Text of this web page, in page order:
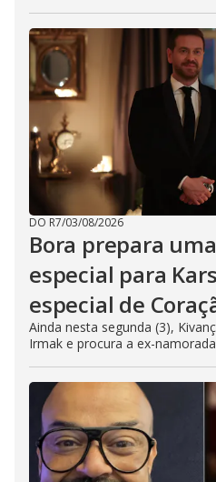
DO R7/03/08/2026
Bora prepara
especial para
especial de
Ainda nesta segunda (3),
Irmak e procura a ex-